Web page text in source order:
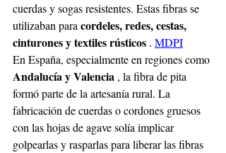
cuerdas y sogas resistentes. Estas fibras se
utilizaban paracordeles, redes, cestas,
cinturones y textiles rústicos . MDPI
En España, especialmente en regiones como
Andalucía y Valencia , la fibra de pita
formó parte de la artesanía rural. La
fabricación de cuerdas o cordones gruesos
con las hojas de agave solía implicar
golpearlas y rasparlas para liberar las fibras